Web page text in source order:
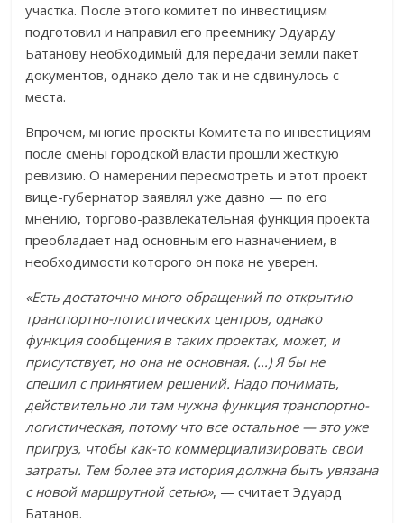
участка. После этого комитет по инвестициям
подготовил и направил его преемнику Эдуарду
Батанову необходимый для передачи земли пакет
документов, однако дело так и не сдвинулось с
места.
Впрочем, многие проекты Комитета по инвестициям
после смены городской власти прошли жесткую
ревизию. О намерении пересмотреть и этот проект
вице-губернатор заявлял уже давно — по его
мнению, торгово-развлекательная функция проекта
преобладает над основным его назначением, в
необходимости которого он пока не уверен.
«Есть достаточно много обращений по открытию
транспортно-логистических центров, однако
функция сообщения в таких проектах, может, и
присутствует, но она не основная. (...) Я бы не
спешил с принятием решений. Надо понимать,
действительно ли там нужна функция транспортно-
логистическая, потому что все остальное — это уже
пригруз, чтобы как-то коммерциализировать свои
затраты. Тем более эта история должна быть увязана
с новой маршрутной сетью», — считает Эдуард
Батанов.